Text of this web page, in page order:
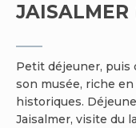
Petit déjeuner, puis
son musée, riche
historiques.
Jaisalmer, visite du